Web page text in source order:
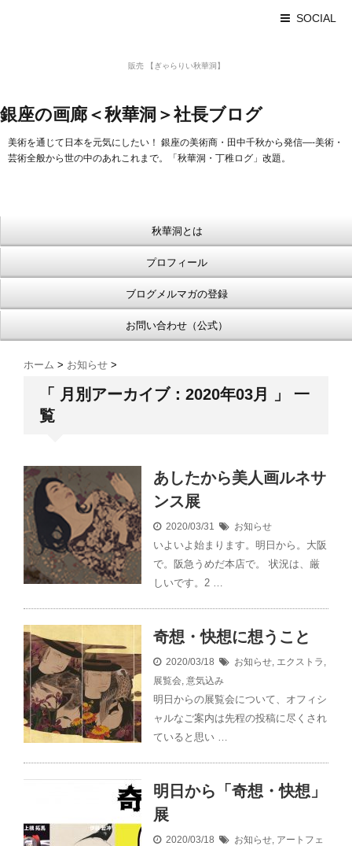
SOCIAL
販売 【ぎゃらりい秋華洞】
銀座の画廊＜秋華洞＞社長ブログ
美術を通じて日本を元気にしたい！ 銀座の美術商・田中千秋から発信—-美術・
芸術全般から世の中のあれこれまで。「秋華洞・丁稚ログ」改題。
秋華洞とは
プロフィール
ブログメルマガの登録
お問い合わせ（公式）
ホーム > お知らせ >
「 月別アーカイブ：2020年03月 」 一
覧
あしたから美人画ルネサ
ンス展
2020/03/31 お知らせ
いよいよ始まります。明日から。大阪
で。阪急うめだ本店で。 状況は、厳
しいです。2 …
奇想・快想に想うこと
2020/03/18 お知らせ, エクストラ ,
展覧会, 意気込み
明日からの展覧会について、オフィシ
ャルなご案内は先程の投稿に尽くされ
ていると思い …
明日から「奇想・快想」
展
2020/03/18 お知らせ, アートフェ